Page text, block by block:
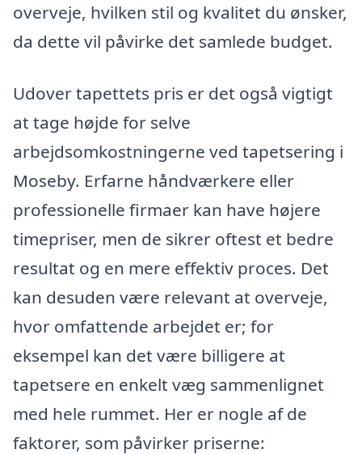
overveje, hvilken stil og kvalitet du ønsker,
da dette vil påvirke det samlede budget.
Udover tapettets pris er det også vigtigt
at tage højde for selve
arbejdsomkostningerne ved tapetsering i
Moseby. Erfarne håndværkere eller
professionelle firmaer kan have højere
timepriser, men de sikrer oftest et bedre
resultat og en mere effektiv proces. Det
kan desuden være relevant at overveje,
hvor omfattende arbejdet er; for
eksempel kan det være billigere at
tapetsere en enkelt væg sammenlignet
med hele rummet. Her er nogle af de
faktorer, som påvirker priserne: